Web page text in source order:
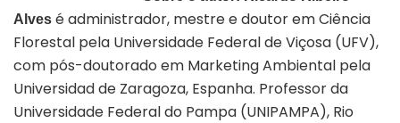
Alves é administrador, mestre e doutor em Ciência
Florestal pela Universidade Federal de Viçosa (UFV),
com pós-doutorado em Marketing Ambiental pela
Universidad de Zaragoza, Espanha. Professor da
Universidade Federal do Pampa (UNIPAMPA), Rio